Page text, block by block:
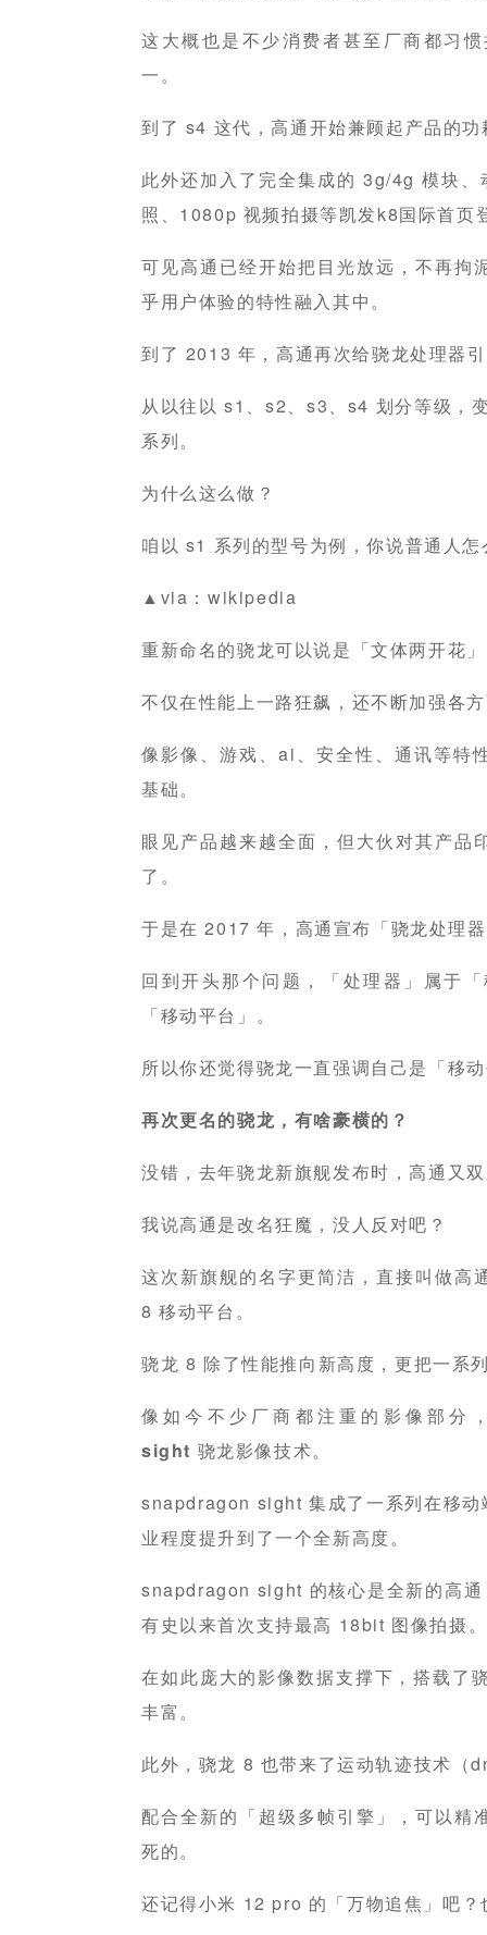
这大概也是不少消费者甚至厂商都习
一。
到了 s4 这代，高通开始兼顾起产品的功
此外还加入了完全集成的 3g/4g 模块
照、1080p 视频拍摄等凯发k8国际首页
可见高通已经开始把目光放远，不再拘
乎用户体验的特性融入其中。
到了 2013 年，高通再次给骁龙处理器
从以往以 s1、s2、s3、s4 划分等级，
系列。
为什么这么做？
咱以 s1 系列的型号为例，你说普通人怎
▲via：wikipedia
重新命名的骁龙可以说是「文体两开花
不仅在性能上一路狂飙，还不断加强各
像影像、游戏、ai、安全性、通讯等特
基础。
眼见产品越来越全面，但大伙对其产品
了。
于是在 2017 年，高通宣布「骁龙处理
回到开头那个问题，「处理器」属于
「移动平台」。
所以你还觉得骁龙一直强调自己是「移
再次更名的骁龙，有啥豪横的？
没错，去年骁龙新旗舰发布时，高通又
我说高通是改名狂魔，没人反对吧？
这次新旗舰的名字更简洁，直接叫做
8 移动平台。
骁龙 8 除了性能推向新高度，更把一系
像如今不少厂商都注重的影像部
sight 骁龙影像技术。
snapdragon sight 集成了一系列在移动
业程度提升到了一个全新高度。
snapdragon sight 的核心是全新的高
有史以来首次支持最高 18bit 图像拍摄。
在如此庞大的影像数据支撑下，搭载了
丰富。
此外，骁龙 8 也带来了运动轨迹技术（
配合全新的「超级多帧引擎」，可以精
死的。
还记得小米 12 pro 的「万物追焦」吧